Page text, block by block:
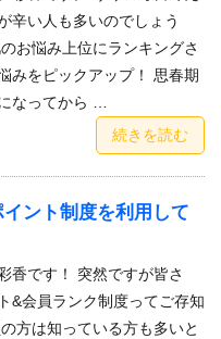
辛い人も多いのでしょう
お悩み上位にランキングさ
みをピックアップ！ 思春期
なってから …
続きを読む
ント制度を利用して
香です！ 突然ですが皆さ
&会員ランク制度ってご存知
方は知っている方も多いと